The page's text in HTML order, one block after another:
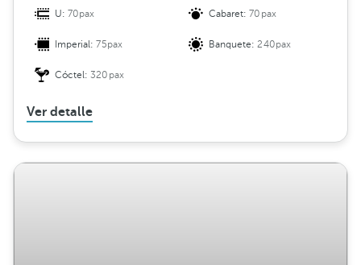
U:70pax Cabaret:70pax
Imperial:75pax Banquete:240pax
Cóctel:320pax
Ver detalle